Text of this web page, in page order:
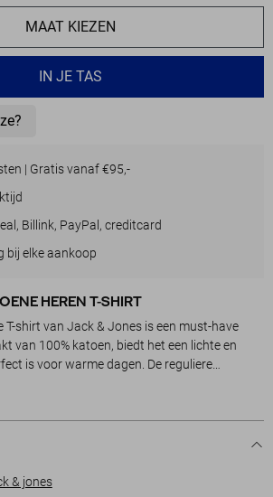
MAAT KIEZEN
IN JE TAS
| Gratis vanaf €95,-
Billink, PayPal, creditcard
bij elke aankoop
HEREN T-SHIRT
T-shirt van Jack & Jones is een must-have
van 100% katoen, biedt het een lichte en
is voor warme dagen. De reguliere
zorgen voor optimaal draagcomfort, terwijl de
en de gedetailleerde afbeelding van een
geven dit T-shirt een unieke, casual
& jones